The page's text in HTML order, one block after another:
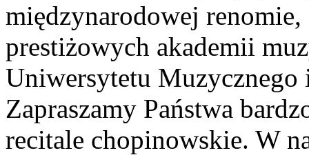
międzynarodowej
prestiżowych akademii
Uniwersytetu Muzycznego
Zapraszamy Państwa
recitale chopinowskie. W